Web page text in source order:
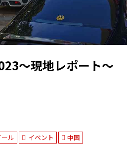
～現地レポート～
ル イベント 中国